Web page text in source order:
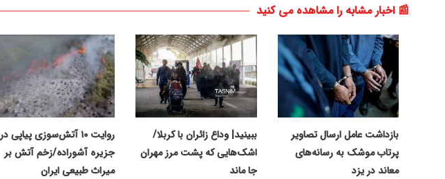
📰 اخبار مشابه را مشاهده می کنید
بازداشت عامل ارسال تصاویر
پرتاب موشک به رسانه‌های
معاند در یزد
ببینید| وداع زائران با کربلا/
اشک‌هایی که پشت مرز مهران
جا ماند
روایت ۱۰ آتش‌سوزی پیاپی در
جزیره آشوراده/زخم آتش بر
‌میراث طبیعی ایران